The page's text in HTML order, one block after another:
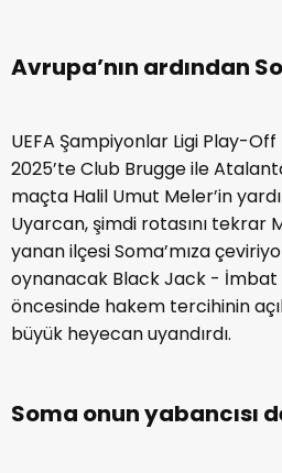
Avrupa’nın ardından
UEFA Şampiyonlar Ligi Play-
2025’te Club Brugge ile
maçta Halil Umut Meler’in
Uyarcan, şimdi rotasını tekrar
yanan ilçesi Soma’mıza
oynanacak Black Jack - İmbat
öncesinde hakem tercihinin
büyük heyecan uyandırdı.
Soma onun yabancısı